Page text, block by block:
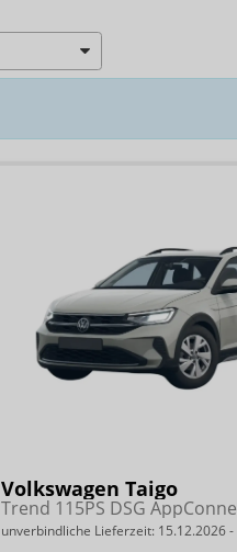
Volkswagen Taigo
unverbindliche Lieferzeit: 15.12.2026